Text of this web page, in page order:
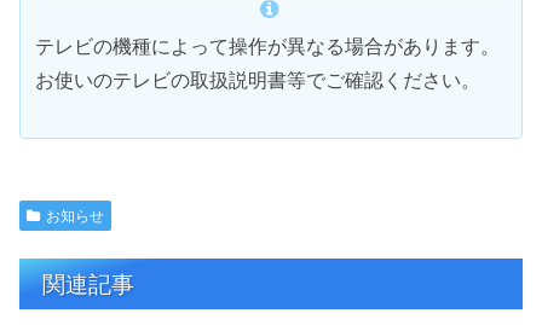
テレビの機種によって操作が異なる場合があります。
お使いのテレビの取扱説明書等でご確認ください。
お知らせ
関連記事